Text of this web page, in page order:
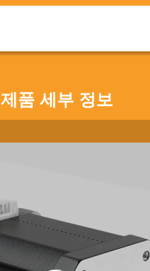
제품 세부 정보